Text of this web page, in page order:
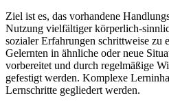
Ziel ist es, das vorhandene
Nutzung vielfältiger körperlich-
sozialer Erfahrungen schrittweise zu
Gelernten in ähnliche oder neue
vorbereitet und durch regelmäßige
gefestigt werden. Komplexe
Lernschritte gegliedert werden.